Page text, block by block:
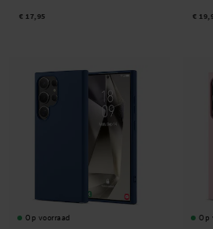
€ 17,95 €
Op voorraad Op